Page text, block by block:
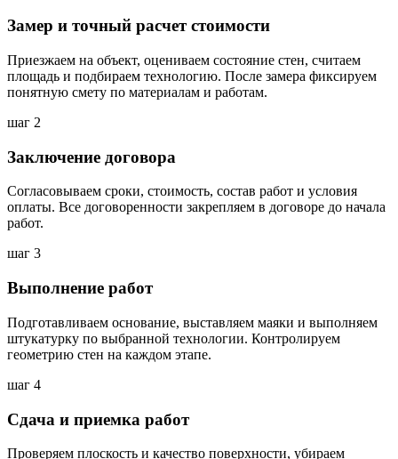
Замер и точный расчет стоимости
Приезжаем на объект, оцениваем состояние стен, считаем
площадь и подбираем технологию. После замера фиксируем
понятную смету по материалам и работам.
шаг 2
Заключение договора
Согласовываем сроки, стоимость, состав работ и условия
оплаты. Все договоренности закрепляем в договоре до начала
работ.
шаг 3
Выполнение работ
Подготавливаем основание, выставляем маяки и выполняем
штукатурку по выбранной технологии. Контролируем
геометрию стен на каждом этапе.
шаг 4
Сдача и приемка работ
Проверяем плоскость и качество поверхности, убираем